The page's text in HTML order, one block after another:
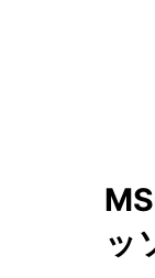
ッ